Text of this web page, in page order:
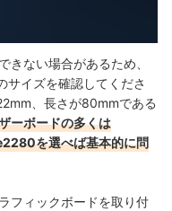
きない場合があるため、
サイズを確認してくださ
、長さが80mmである
ーボードの多くは
を選べば基本的に問
フィックボードを取り付